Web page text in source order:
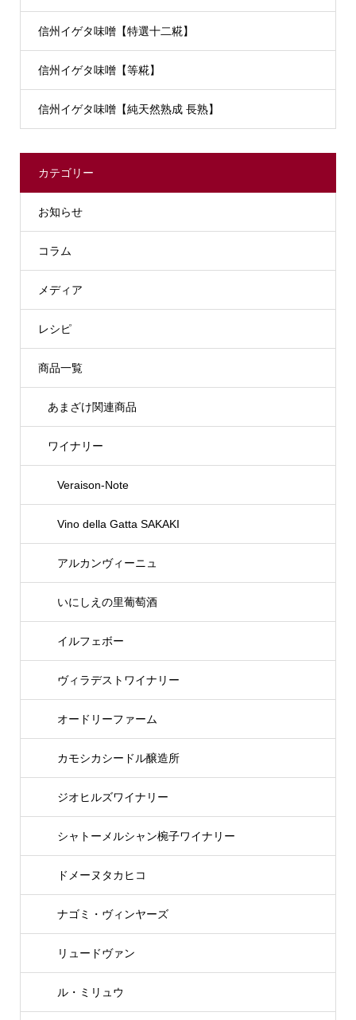
信州イゲタ味噌【特選十二糀】
信州イゲタ味噌【等糀】
信州イゲタ味噌【純天然熟成 長熟】
カテゴリー
お知らせ
コラム
メディア
レシピ
商品一覧
あまざけ関連商品
ワイナリー
Veraison-Note
Vino della Gatta SAKAKI
アルカンヴィーニュ
いにしえの里葡萄酒
イルフェボー
ヴィラデストワイナリー
オードリーファーム
カモシカシードル醸造所
ジオヒルズワイナリー
シャトーメルシャン椀子ワイナリー
ドメーヌタカヒコ
ナゴミ・ヴィンヤーズ
リュードヴァン
ル・ミリュウ